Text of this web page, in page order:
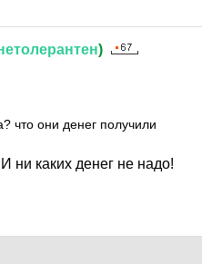
)
что они денег получили
ни каких денег не надо!